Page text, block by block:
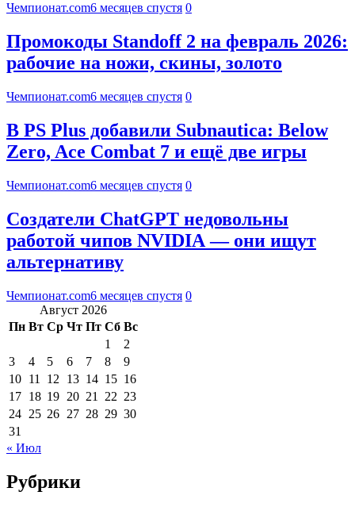
Чемпионат.com6 месяцев спустя 0
Промокоды Standoff 2 на февраль 2026:
рабочие на ножи, скины, золото
Чемпионат.com6 месяцев спустя 0
В PS Plus добавили Subnautica: Below
Zero, Ace Combat 7 и ещё две игры
Чемпионат.com6 месяцев спустя 0
Создатели ChatGPT недовольны
работой чипов NVIDIA — они ищут
альтернативу
Чемпионат.com6 месяцев спустя 0
Август 2026
Пн Вт Ср Чт Пт Сб Вс
1
2
3
4 5 6 7 8
9
10 11 12 13 14 15 16
17 18 19 20 21 22 23
24 25 26 27 28 29 30
31
« Июл
Рубрики